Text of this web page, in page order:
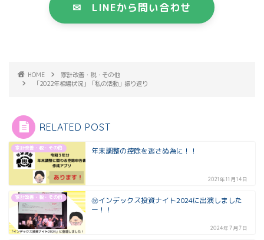
✉ LINEから問い合わせ
HOME
家計改善・税・その他
「2022年相場状況」「私の活動」振り返り
RELATED POST
家計改善・税・その他 年末調整の控除を逃さぬ為に！！
2021年11月14日
家計改善・税・その他
㊗インデックス投資ナイト2024に出演しました
ー！！
2024年7月7日